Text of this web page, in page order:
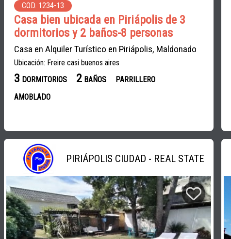
COD. 1234-13
Casa bien ubicada en Piriápolis de 3
dormitorios y 2 baños-8 personas
Casa en Alquiler Turístico en Piriápolis, Maldonado
Ubicación: Freire casi buenos aires
3 DORMITORIOS 2 BAÑOS
PARRILLERO
AMOBLADO
PIRIÁPOLIS CIUDAD - REAL STATE